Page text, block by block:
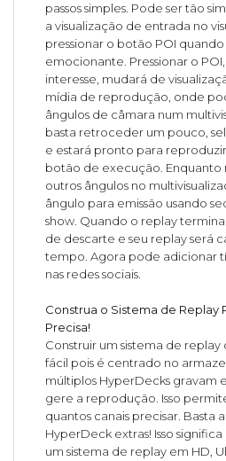
passos simples. Pode ser tão
a visualização de entrada no
pressionar o botão POI
emocionante. Pressionar o
interesse, mudará de
mídia de reprodução, onde
ângulos de câmara num
basta retroceder um pouco,
e estará pronto para
botão de execução.
outros ângulos no
ângulo para emissão usando
show. Quando o replay
de descarte e seu replay será
tempo. Agora pode adicionar
nas redes sociais.
Construa o Sistema de Replay
Precisa!
Construir um sistema de
fácil pois é centrado no
múltiplos HyperDecks gravam
gere a reprodução. Isso
quantos canais precisar. Basta
HyperDeck extras! Isso
um sistema de replay em HD,